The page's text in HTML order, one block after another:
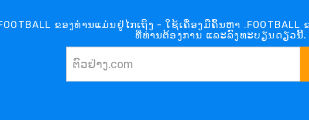
ຂອງທ່ານແມ່ນຢູ່ໄກເຖິງ - ໃຊ້ເຄື່ອງມືຄົ້ນຫາ .FOOTBALL
ທີ່ທ່ານຕ້ອງການ ແລະລົງທະບຽນດຽວນີ້.